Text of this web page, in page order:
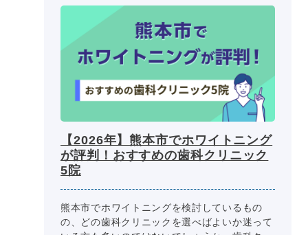
【2026年】熊本市でホワイトニング
が評判！おすすめの歯科クリニック
5院
熊本市でホワイトニングを検討しているもの
の、どの歯科クリニックを選べばよいか迷って